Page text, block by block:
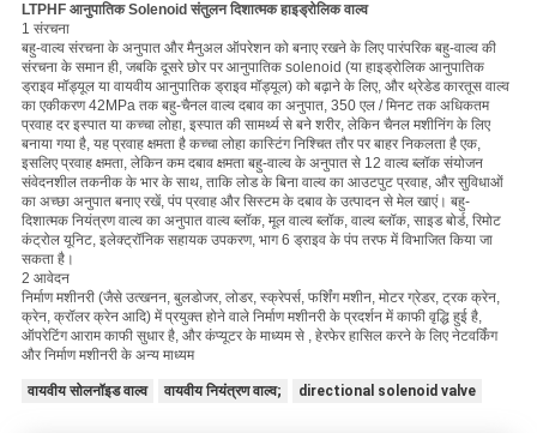
LTPHF आनुपातिक Solenoid संतुलन दिशात्मक हाइड्रोलिक वाल्व
1 संरचना
बहु-वाल्व संरचना के अनुपात और मैनुअल ऑपरेशन को बनाए रखने के लिए पारंपरिक बहु-वाल्व की
संरचना के समान ही, जबकि दूसरे छोर पर आनुपातिक solenoid (या हाइड्रोलिक आनुपातिक
ड्राइव मॉड्यूल या वायवीय आनुपातिक ड्राइव मॉड्यूल) को बढ़ाने के लिए, और थ्रेडेड कारतूस वाल्व
का एकीकरण 42MPa तक बहु-चैनल वाल्व दबाव का अनुपात, 350 एल / मिनट तक अधिकतम
प्रवाह दर इस्पात या कच्चा लोहा, इस्पात की सामर्थ्य से बने शरीर, लेकिन चैनल मशीनिंग के लिए
बनाया गया है, यह प्रवाह क्षमता है कच्चा लोहा कास्टिंग निश्चित तौर पर बाहर निकलता है एक,
इसलिए प्रवाह क्षमता, लेकिन कम दबाव क्षमता बहु-वाल्व के अनुपात से 12 वाल्व ब्लॉक संयोजन
संवेदनशील तकनीक के भार के साथ, ताकि लोड के बिना वाल्व का आउटपुट प्रवाह, और सुविधाओं
का अच्छा अनुपात बनाए रखें, पंप प्रवाह और सिस्टम के दबाव के उत्पादन से मेल खाएं। बहु-
दिशात्मक नियंत्रण वाल्व का अनुपात वाल्व ब्लॉक, मूल वाल्व ब्लॉक, वाल्व ब्लॉक, साइड बोर्ड, रिमोट
कंट्रोल यूनिट, इलेक्ट्रॉनिक सहायक उपकरण, भाग 6 ड्राइव के पंप तरफ में विभाजित किया जा
सकता है।
2 आवेदन
निर्माण मशीनरी (जैसे उत्खनन, बुलडोजर, लोडर, स्क्रेपर्स, फर्शिंग मशीन, मोटर ग्रेडर, ट्रक क्रेन,
क्रेन, क्रॉलर क्रेन आदि) में प्रयुक्त होने वाले निर्माण मशीनरी के प्रदर्शन में काफी वृद्धि हुई है,
ऑपरेटिंग आराम काफी सुधार है, और कंप्यूटर के माध्यम से , हेरफेर हासिल करने के लिए नेटवर्किंग
और निर्माण मशीनरी के अन्य माध्यम
वायवीय सोलनॉइड वाल्व वायवीय नियंत्रण वाल्व; directional solenoid valve